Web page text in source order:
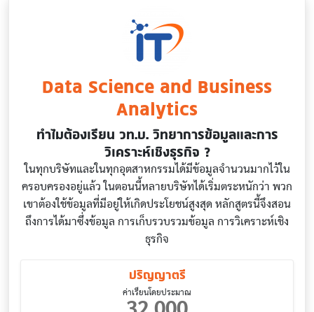
Data Science and Business
Analytics
ทำไมต้องเรียน วท.บ. วิทยาการข้อมูลและการ
วิเคราะห์เชิงธุรกิจ ?
ในทุกบริษัทและในทุกอุตสาหกรรมได้มีข้อมูลจำนวนมากไว้ใน
ครอบครองอยู่แล้ว ในตอนนี้หลายบริษัทได้เริ่มตระหนักว่า พวก
เขาต้องใช้ข้อมูลที่มีอยู่ให้เกิดประโยชน์สูงสุด หลักสูตรนี้จึงสอน
ถึงการได้มาซึ่งข้อมูล การเก็บรวบรวมข้อมูล การวิเคราะห์เชิง
ธุรกิจ
ปริญญาตรี
ค่าเรียนโดยประมาณ